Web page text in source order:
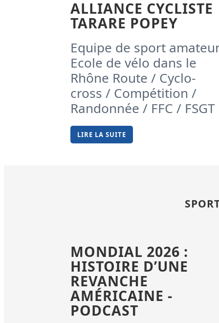
ALLIANCE CYCLISTE
TARARE POPEY
Equipe de sport
Ecole de vélo dans le
Rhône Route / Cyclo-
cross / Compétition /
Randonnée / FFC / FSGT
LIRE LA SUITE
MONDIAL 2026 :
HISTOIRE D’UNE
REVANCHE
AMÉRICAINE -
PODCAST